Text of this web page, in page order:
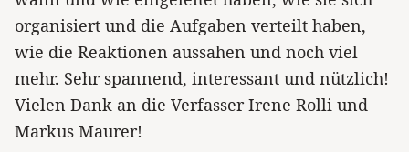
organisiert und die Aufgaben verteilt haben,
wie die Reaktionen aussahen und noch viel
mehr. Sehr spannend, interessant und nützlich!
Vielen Dank an die Verfasser Irene Rolli und
Markus Maurer!